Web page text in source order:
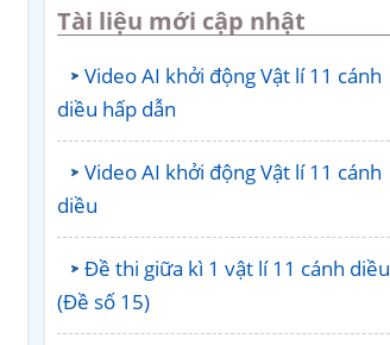
Tài liệu mới cập nhật
Video AI khởi động Vật lí 11 cánh
diều hấp dẫn
Video AI khởi động Vật lí 11 cánh
diều
Đề thi giữa kì 1 vật lí 11 cánh diều
(Đề số 15)